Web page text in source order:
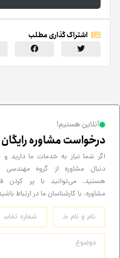
اشتراک گذاری مطلب
آنلاین هستیم!
درخواست مشاوره رایگان
اگر شما نیاز به خدمات ما دارید و
دنبال مشاوره از گروه مهندسی
هستید، می‌توانید با پر کردن
مشاوره، با کارشناسان ما در ارتباط